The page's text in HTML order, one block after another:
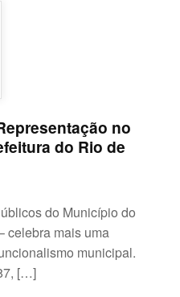
no
do Rio de
do Município do
celebra mais uma
municipal.
[…]